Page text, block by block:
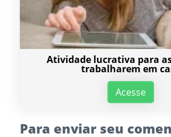
Atividade lucrativa para
trabalharem em
Acesse
Para enviar seu